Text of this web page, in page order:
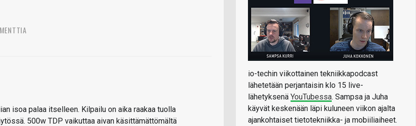
isoa palaa itselleen. Kilpailu on aika raakaa tuolla
500w TDP vaikuttaa aivan käsittämättömältä
io-techin viikottainen tekniikkapodcast
lähetetään perjantaisin klo 15 live-
lähetyksenä YouTubessa. Sampsa ja Juha
käyvät keskenään läpi kuluneen viikon ajalta
ajankohtaiset tietotekniikka- ja mobiiliaiheet.